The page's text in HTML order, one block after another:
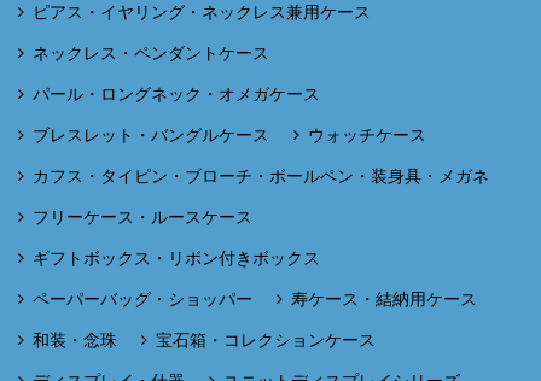
ピアス・イヤリング・ネックレス兼用ケース
ネックレス・ペンダントケース
パール・ロングネック・オメガケース
ブレスレット・バングルケース ウォッチケース
カフス・タイピン・ブローチ・ボールペン・装身具・メガネ
フリーケース・ルースケース
ギフトボックス・リボン付きボックス
ペーパーバッグ・ショッパー 寿ケース・結納用ケース
和装・念珠 宝石箱・コレクションケース